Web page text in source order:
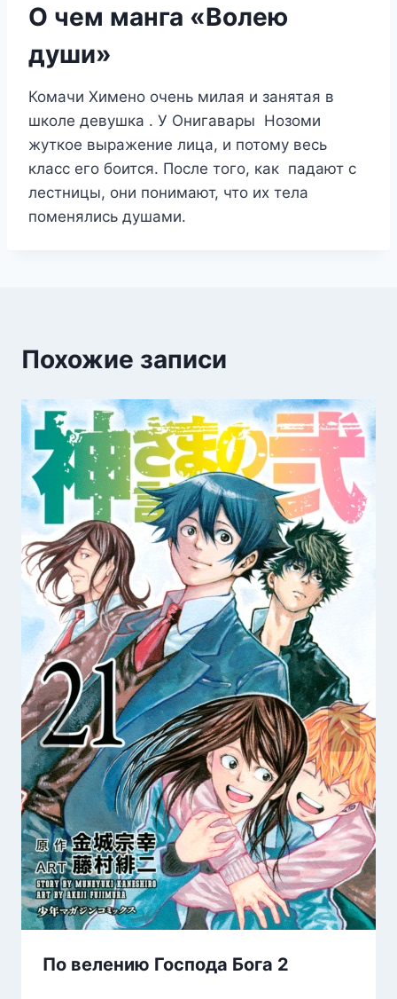
О чем манга «Волею
души»
Комачи Химено очень милая и занятая в
школе девушка . У Онигавары Нозоми
жуткое выражение лица, и потому весь
класс его боится. После того, как падают с
лестницы, они понимают, что их тела
поменялись душами.
Похожие записи
По велению Господа Бога 2